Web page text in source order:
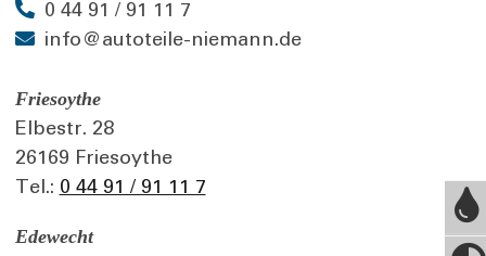
0 44 91 / 91 11 7
info@autoteile-niemann.de
Friesoythe
Elbestr. 28
26169 Friesoythe
Tel.: 0 44 91 / 91 11 7
Edewecht